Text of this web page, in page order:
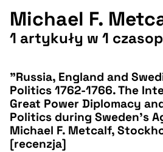
Michael F.
1 artykuły w 1
"Russia, England and
Politics 1762-1766. The
Great Power Diplomacy
Politics during Sweden's
Michael F. Metcalf,
[recenzja]